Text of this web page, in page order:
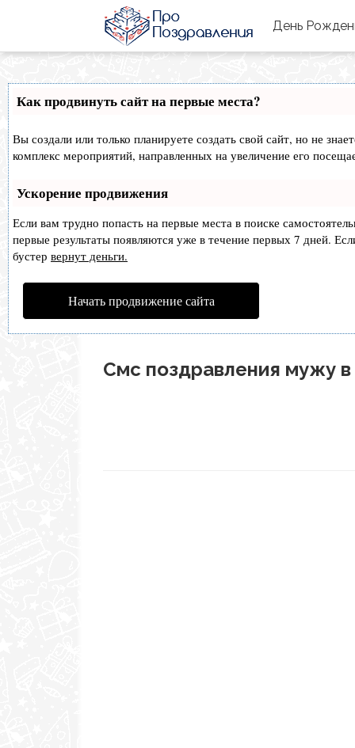
День
Как продвинуть сайт на первые места?
Вы создали или только планируете создать свой сайт, но не
комплекс мероприятий, направленных на увеличение его
Ускорение продвижения
Если вам трудно попасть на первые места в поиске
первые результаты появляются уже в течение первых 7 дней.
бустер вернут деньги.
Начать продвижение сайта
Смс поздравления мужу